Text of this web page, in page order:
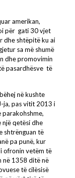
amerikan,
për gati 30 vjet
dhe shtëpitë ku ai
sa më shumë
dhe promovimin
pasardhësve të
në kushte
ja, pas vitit 2013 i
një qetësi dhe
shtrënguan të
pa punë, kur
ofronin vetëm të
në 1358 ditë në
të cilësisë